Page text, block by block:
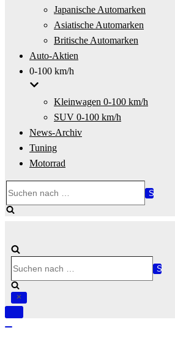
Japanische Automarken
Asiatische Automarken
Britische Automarken
Auto-Aktien
0-100 km/h
Kleinwagen 0-100 km/h
SUV 0-100 km/h
News-Archiv
Tuning
Motorrad
nach …
nach …
Navigation